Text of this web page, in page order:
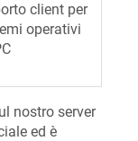
client per
operativi
nostro server
ed è